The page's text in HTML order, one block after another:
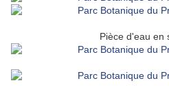
Pièce d'eau en